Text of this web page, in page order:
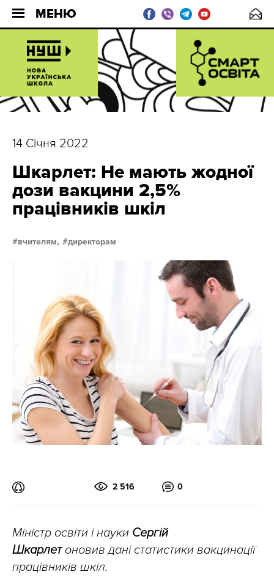
МЕНЮ
14 Січня 2022
Шкарлет: Не мають жодної
дози вакцини 2,5%
працівників шкіл
вчителям, директорам
2 516 0
Міністр освіти і науки Сергій
Шкарлетоновив дані статистики вакцинації
працівників шкіл.